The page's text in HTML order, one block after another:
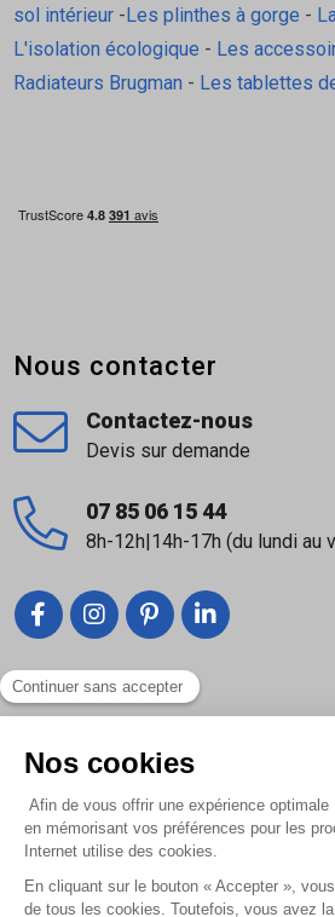
sol intérieur- Les plinthes à gorge -
L'isolation écologique - Les
Radiateurs Brugman - Les tablettes
Liens utiles
Nous contacter
À propos
Paiement sécurisé
Livraison | Retour client
Nous contacter
Contactez-nous
Devis sur demande
07 85 06 15 44
8h-12h|14h-17h (du lundi au